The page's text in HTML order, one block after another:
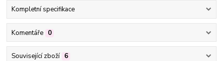
Kompletní specifikace
Komentáře 0
Související zboží 6